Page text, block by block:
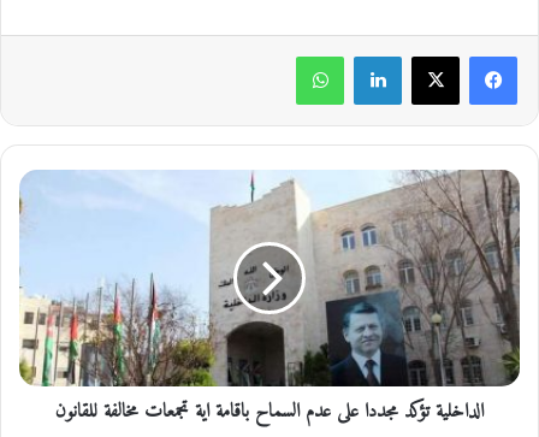
ا
ل
د
ا
خ
ل
ي
ة
ت
الداخلية تؤكد مجددا على عدم السماح باقامة اية تجمعات مخالفة للقانون